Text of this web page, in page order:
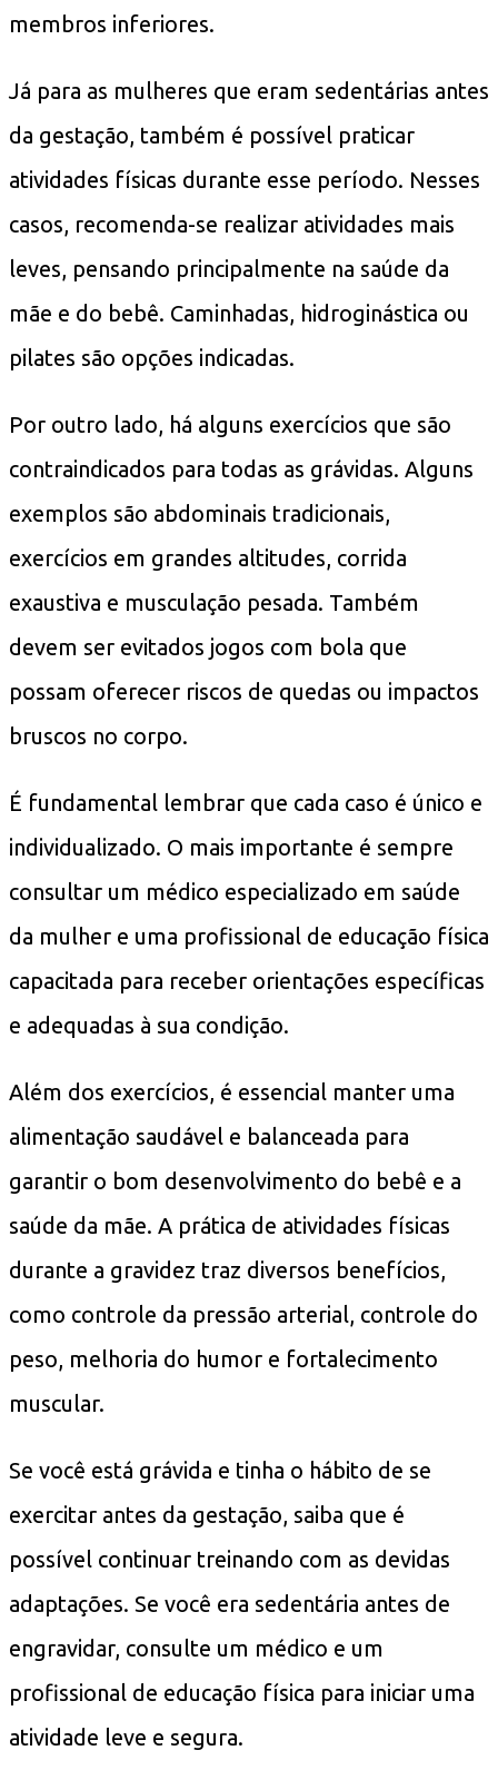
membros inferiores.
Já para as mulheres que eram sedentárias antes
da gestação, também é possível praticar
atividades físicas durante esse período. Nesses
casos, recomenda-se realizar atividades mais
leves, pensando principalmente na saúde da
mãe e do bebê. Caminhadas, hidroginástica ou
pilates são opções indicadas.
Por outro lado, há alguns exercícios que são
contraindicados para todas as grávidas. Alguns
exemplos são abdominais tradicionais,
exercícios em grandes altitudes, corrida
exaustiva e musculação pesada. Também
devem ser evitados jogos com bola que
possam oferecer riscos de quedas ou impactos
bruscos no corpo.
É fundamental lembrar que cada caso é único e
individualizado. O mais importante é sempre
consultar um médico especializado em saúde
da mulher e uma profissional de educação física
capacitada para receber orientações específicas
e adequadas à sua condição.
Além dos exercícios, é essencial manter uma
alimentação saudável e balanceada para
garantir o bom desenvolvimento do bebê e a
saúde da mãe. A prática de atividades físicas
durante a gravidez traz diversos benefícios,
como controle da pressão arterial, controle do
peso, melhoria do humor e fortalecimento
muscular.
Se você está grávida e tinha o hábito de se
exercitar antes da gestação, saiba que é
possível continuar treinando com as devidas
adaptações. Se você era sedentária antes de
engravidar, consulte um médico e um
profissional de educação física para iniciar uma
atividade leve e segura.